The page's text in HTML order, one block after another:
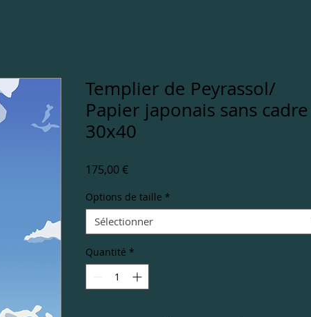
Templier de Peyrassol/
Papier japonais sans cadre
30x40
175,00 €Prix
Options de taille *
Sélectionner
Quantité *